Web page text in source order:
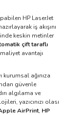
HP LaserJet
iş akışını
keskin metinler
çift taraflı
avantajı
kurumsal ağınıza
güvenle
algılama ve
yazıcınızı olası
AirPrint, HP